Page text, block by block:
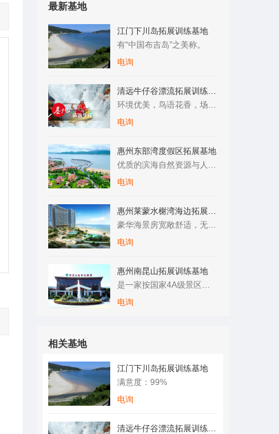
最新基地
江门下川岛拓展训练基地
有“中国布吉岛”之美称。
电询
清远牛仔谷漂流拓展训练基地
环境优美，鸟语花香，场地空阔，空气清新，纯天然原生态树林/竹…
电询
惠州东部湾度假区拓展基地
优质的滨海自然资源与人文资源，让整个区域拥有了成为国际滨海旅…
电询
惠州莱蒙水榭湾海边拓展训练基地
豪华海景房宽敞舒适，无边际泳游池与海浑然一体，还有专属儿童池…
电询
惠州南昆山拓展训练基地
是一家按国家4A级景区标准建设的综合性旅游度假区。
电询
相关基地
江门下川岛拓展训练基地
满意度：99%
电询
清远牛仔谷漂流拓展训练基地